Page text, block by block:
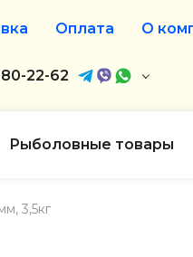
Оплата О
О нас
Дисконтная
22-62
Заказать звонок
Рыболовные товары
3,5кг